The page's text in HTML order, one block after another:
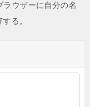
ラウザーに自分の名
る。